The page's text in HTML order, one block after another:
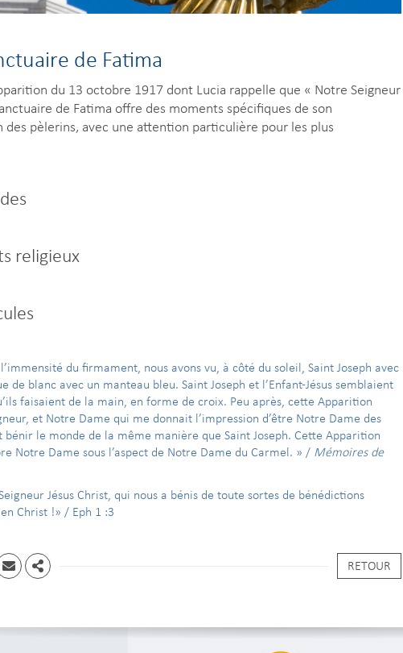
de Fatima
du 13 octobre 1917 dont Lucia rappelle que « Notre Seigneur
de Fatima offre des moments spécifiques de son
pèlerins, avec une attention particulière pour les plus
religieux
du firmament, nous avons vu, à côté du soleil, Saint Joseph avec
de blanc avec un manteau bleu. Saint Joseph et l’Enfant-Jésus semblaient
faisaient de la main, en forme de croix. Peu après, cette Apparition
et Notre Dame qui me donnait l’impression d’être Notre Dame des
le monde de la même manière que Saint Joseph. Cette Apparition
Notre Dame sous l’aspect de Notre Dame du Carmel. » / Mémoires de
Jésus Christ, qui nous a bénis de toute sortes de bénédictions
Christ !» / Eph 1 :3
EmailShare
RETOUR